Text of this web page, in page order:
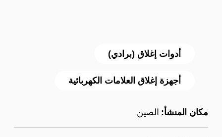
أدوات إغلاق (برادي)
أجهزة إغلاق العلامات الكهربائية
مكان المنشأ: الصين